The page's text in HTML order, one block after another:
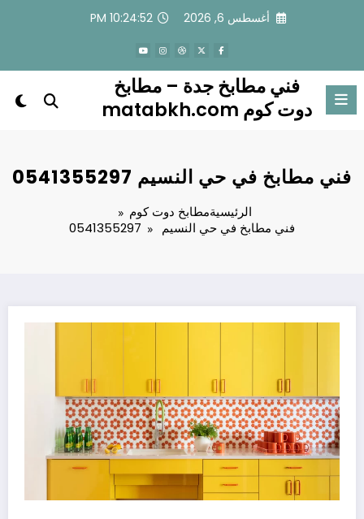
أغسطس 6, 2026 10:24:52 PM
فني مطابخ جدة – مطابخ
دوت كوم matabkh.com
فني مطابخ في حي النسيم 0541355297
الرئيسيةمطابخ دوت كوم
فني مطابخ في حي النسيم 0541355297